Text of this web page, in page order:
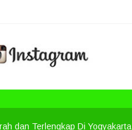
dan Terlengkap Di Yogyakarta